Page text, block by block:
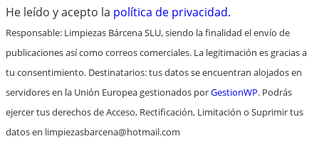
He leído y acepto la política de privacidad.
Responsable: Limpiezas Bárcena SLU, siendo la finalidad el envío de
publicaciones así como correos comerciales. La legitimación es gracias a
tu consentimiento. Destinatarios: tus datos se encuentran alojados en
servidores en la Unión Europea gestionados porGestionWP. Podrás
ejercer tus derechos de Acceso, Rectificación, Limitación o Suprimir tus
datos en limpiezasbarcena@hotmail.com